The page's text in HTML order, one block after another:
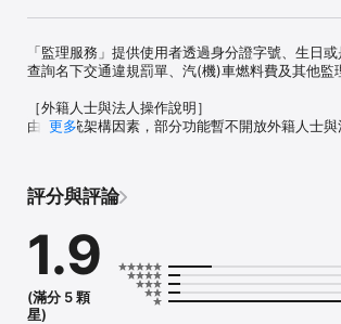
「監理服務」提供使用者透過身分證字號、生日
查詢名下交通違規罰單、汽(機)車燃料費及其他監
［外籍人士與法人操作說明］
由於系統架構因素，部分功能暫不開放外籍人士與
服務功能如下：
2. 汽(機)車燃料費查詢與繳納、汽(機)車燃料費繳
車燃料費電子繳款單申請。
3. 車輛最近兩次里程數查詢、里程數異常提醒及
4. 學習駕駛證查詢。
5. 汽機車駕照、大客車職業駕駛人定期訓練預約
更多
評分與評論
1.9
(滿分 5 顆
星)